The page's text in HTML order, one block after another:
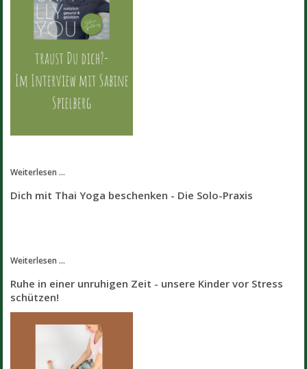
Weiterlesen ...
Dich mit Thai Yoga beschenken - Die Solo-Praxis
Weiterlesen ...
Ruhe in einer unruhigen Zeit - unsere Kinder vor Stress
schützen!